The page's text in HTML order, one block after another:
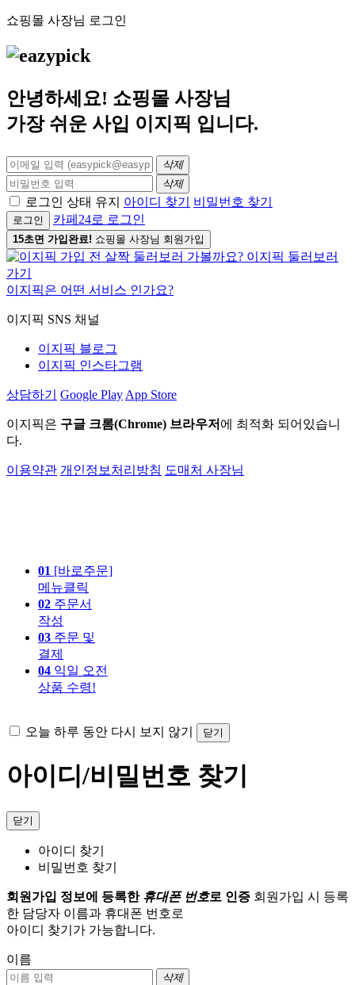
쇼핑몰 사장님 로그인
안녕하세요! 쇼핑몰 사장님
가장 쉬운 사입 이지픽 입니다.
삭제
삭제
로그인 상태 유지 아이디 찾기 비밀번호 찾기
로그인 카페24로 로그인
15초면 가입완료! 쇼핑몰 사장님 회원가입
이지픽은 어떤 서비스 인가요?
이지픽 SNS 채널
이지픽 블로그
이지픽 인스타그램
상담하기 Google Play App Store
이지픽은 구글 크롬(Chrome) 브라우저 에 최적화 되어있습니
다.
이용약관 개인정보처리방침 도매처 사장님
01 [바로주문]
메뉴클릭
02 주문서
작성
03 주문 및
결제
04 익일 오전
상품 수령!
오늘 하루 동안 다시 보지 않기 닫기
아이디/비밀번호 찾기
닫기
아이디 찾기
비밀번호 찾기
회원가입 정보에 등록한 휴대폰 번호로 인증 회원가입 시 등록
한 담당자 이름과 휴대폰 번호로
아이디 찾기가 가능합니다.
이름
삭제